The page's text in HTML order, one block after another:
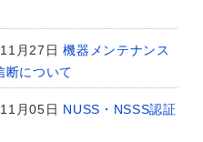
月27日 機器メンテナンス
断について
月05日 NUSS・NSSS認証